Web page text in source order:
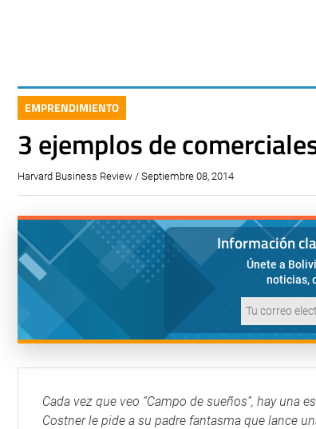
EMPRENDIMIENTO
3 ejemplos de
Harvard Business Review / Septiembre 08, 2014
Información
Únete a
noticias,
Cada vez que veo “Campo de sueños”, hay una
Costner le pide a su padre fantasma que lance